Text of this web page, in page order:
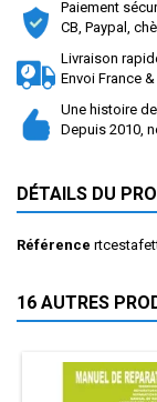
Paiement
CB, Paypal,
Livraison
Envoi France
Une histoire
Depuis 2010,
DÉTAILS DU
Référence
16 AUTRES